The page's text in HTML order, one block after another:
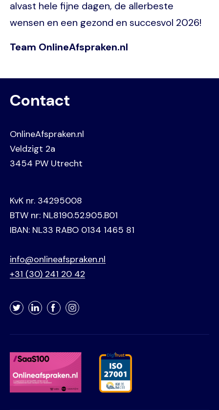
alvast hele fijne dagen, de allerbeste
wensen en een gezond en succesvol 2026!
Team OnlineAfspraken.nl
Contact
OnlineAfspraken.nl
Veldzigt 2a
3454 PW Utrecht
KvK nr. 34295008
BTW nr: NL8190.52.905.B01
IBAN: NL33 RABO 0134 1465 81
info@onlineafspraken.nl
+31 (30) 241 20 42
TwitterLinkedInFacebookInstagram